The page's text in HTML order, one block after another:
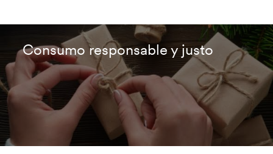
Consumo responsable y justo